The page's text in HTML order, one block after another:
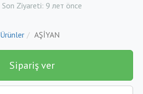
Son Ziyareti: 9 лет önce
Ürünler AŞİYAN
Sipariş ver